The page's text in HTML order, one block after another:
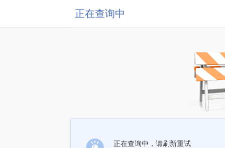
正在查询中
正在查询中，请刷新重试